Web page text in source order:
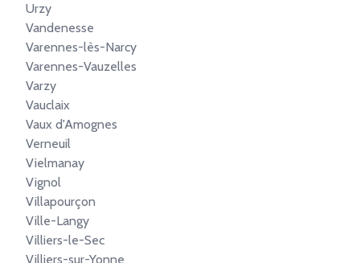
Urzy
Vandenesse
Varennes-lès-Narcy
Varennes-Vauzelles
Varzy
Vauclaix
Vaux d'Amognes
Verneuil
Vielmanay
Vignol
Villapourçon
Ville-Langy
Villiers-le-Sec
Villiers-sur-Yonne